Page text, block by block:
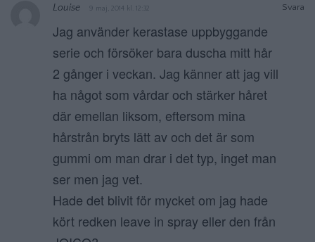
Svara
Louise 9 maj, 2014 kl. 12:32
Jag använder kerastase uppbyggande
serie och försöker bara duscha mitt hår
2 gånger i veckan. Jag känner att jag vill
ha något som vårdar och stärker håret
där emellan liksom, eftersom mina
hårstrån bryts lätt av och det är som
gummi om man drar i det typ, inget man
ser men jag vet.
Hade det blivit för mycket om jag hade
kört redken leave in spray eller den från